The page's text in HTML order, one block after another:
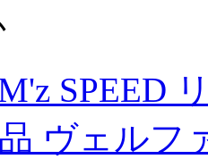
SPEED
ヴェルフ